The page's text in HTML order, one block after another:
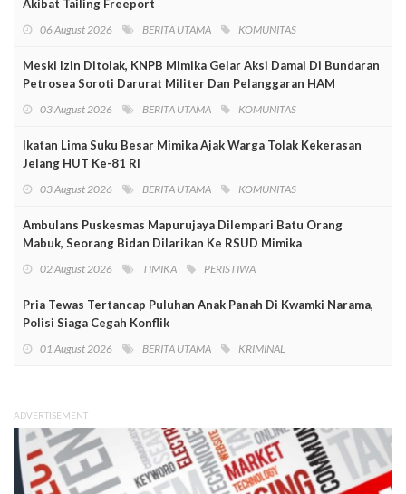
Akibat Tailing Freeport
06 August 2026 BERITA UTAMA KOMUNITAS
Meski Izin Ditolak, KNPB Mimika Gelar Aksi Damai Di Bundaran
Petrosea Soroti Darurat Militer Dan Pelanggaran HAM
03 August 2026 BERITA UTAMA KOMUNITAS
Ikatan Lima Suku Besar Mimika Ajak Warga Tolak Kekerasan
Jelang HUT Ke-81 RI
03 August 2026 BERITA UTAMA KOMUNITAS
Ambulans Puskesmas Mapurujaya Dilempari Batu Orang
Mabuk, Seorang Bidan Dilarikan Ke RSUD Mimika
02 August 2026 TIMIKA PERISTIWA
Pria Tewas Tertancap Puluhan Anak Panah Di Kwamki Narama,
Polisi Siaga Cegah Konflik
01 August 2026 BERITA UTAMA KRIMINAL
ADVERTISEMENT